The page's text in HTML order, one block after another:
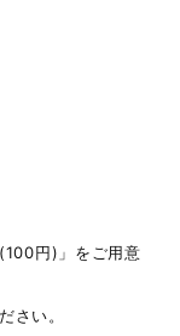
円)」をご用意
さい。